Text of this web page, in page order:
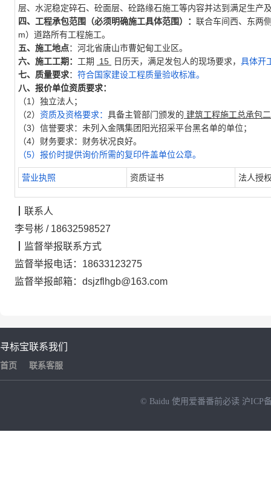
层、水泥稳定碎石、砼面层、砼路缘石施工等内容并达到满足生产
四、工程承包范围（必须明确施工具体范围）： 联合车间西、东两
m）道路所有工程施工。
五、施工地点：河北省唐山市曹妃甸工业区。
六、施工工期： 工期 15 日历天，满足发包人的现场要求， 具体开
七、质量要求： 符合国家建设工程质量验收标准。
八、报价单位资质要求：
（1）独立法人；
（2） 资质及资格要求： 具备主管部门颁发的 建筑工程施工总承包
（3）信誉要求：未列入金隅集团阳光招采平台黑名单的单位；
（4）财务要求：财务状况良好。
（5）报价时提供询价所需的复印件盖单位公章。
营业执照 资质证书 法人授
联系人
李号彬 / 18632598527
监督举报联系方式
监督举报电话： 18633123275
监督举报邮箱： dsjzflhgb@163.com
寻标宝
首页
联系我们
联系客服
© Baidu 使用爱番番前必读 沪ICP